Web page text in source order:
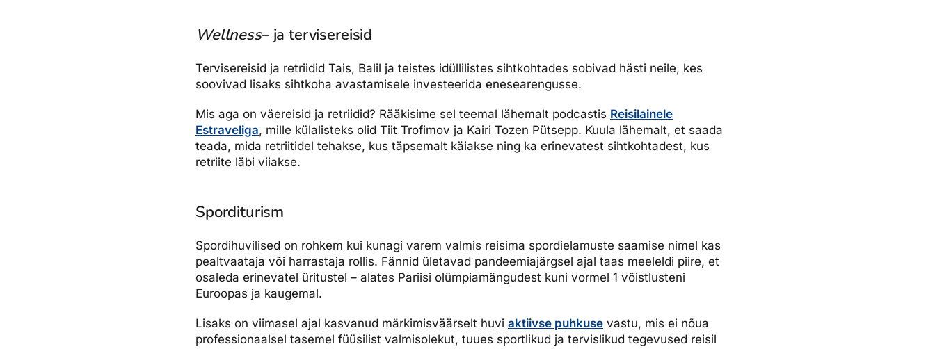
Wellness– ja tervisereisid
Tervisereisid ja retriidid Tais, Balil ja teistes idüllilistes sihtkohtades sobivad hästi neile, kes
soovivad lisaks sihtkoha avastamisele investeerida enesearengusse.
Mis aga on väereisid ja retriidid? Rääkisime sel teemal lähemalt podcastis Reisilainele
Estraveliga, mille külalisteks olid Tiit Trofimov ja Kairi Tozen Pütsepp. Kuula lähemalt, et saada
teada, mida retriitidel tehakse, kus täpsemalt käiakse ning ka erinevatest sihtkohtadest, kus
retriite läbi viiakse.
Sporditurism
Spordihuvilised on rohkem kui kunagi varem valmis reisima spordielamuste saamise nimel kas
pealtvaataja või harrastaja rollis. Fännid ületavad pandeemiajärgsel ajal taas meeleldi piire, et
osaleda erinevatel üritustel – alates Pariisi olümpiamängudest kuni vormel 1 võistlusteni
Euroopas ja kaugemal.
Lisaks on viimasel ajal kasvanud märkimisväärselt huvi aktiivse puhkuse vastu, mis ei nõua
professionaalsel tasemel füüsilist valmisolekut, tuues sportlikud ja tervislikud tegevused reisil